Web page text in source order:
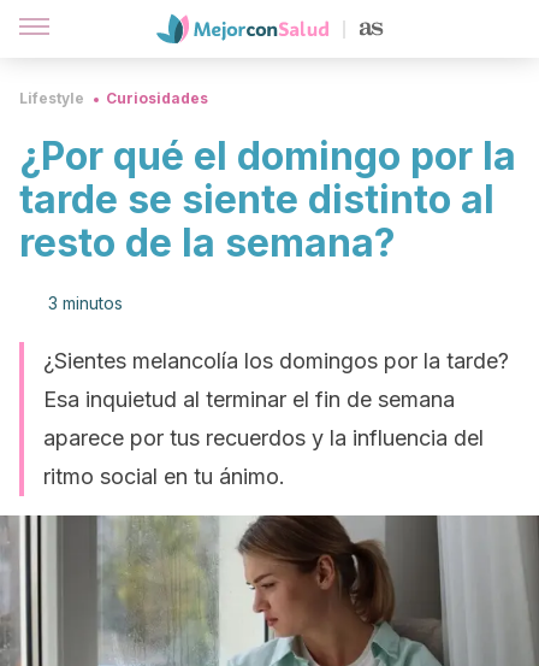
Lifestyle Curiosidades
¿Por qué el domingo por la
tarde se siente distinto al
resto de la semana?
3 minutos
¿Sientes melancolía los domingos por la tarde?
Esa inquietud al terminar el fin de semana
aparece por tus recuerdos y la influencia del
ritmo social en tu ánimo.